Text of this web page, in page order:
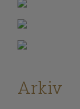
Arkiv